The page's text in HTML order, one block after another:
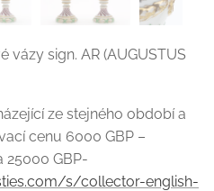
sign. AR (AUGUSTUS
ze stejného období a
cenu 6000 GBP –
25000 GBP-
s/collector-english-